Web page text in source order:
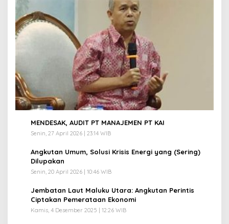
MENDESAK, AUDIT PT MANAJEMEN PT KAI
Senin, 27 April 2026 | 23:14 WIB
Angkutan Umum, Solusi Krisis Energi yang (Sering)
Dilupakan
Senin, 20 April 2026 | 10:46 WIB
Jembatan Laut Maluku Utara: Angkutan Perintis
Ciptakan Pemerataan Ekonomi
Kamis, 4 Desember 2025 | 12:26 WIB